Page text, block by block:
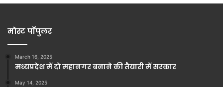
मोस्ट पॉपुलर
March 16, 2025
मध्यप्रदेश में दो महानगर बनाने की तैयारी में सरकार
May 14, 2025